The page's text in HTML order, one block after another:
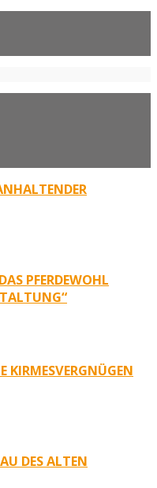
PFERDEWOHL
KIRMESVERGNÜGEN
DES ALTEN